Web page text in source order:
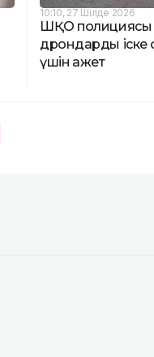
10:10, 27 Шілде 2026
ШҚО полициясы
дрондарды іске
үшін қажет